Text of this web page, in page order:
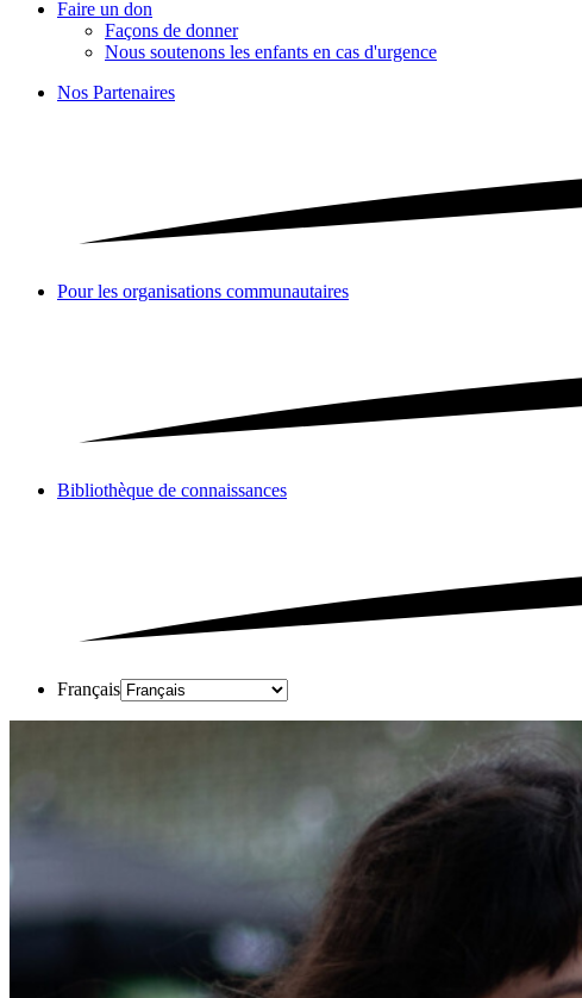
Faire un don
Façons de donner
Nous soutenons les enfants en cas d'urgence
Nos Partenaires
Pour les organisations communautaires
Bibliothèque de connaissances
Français